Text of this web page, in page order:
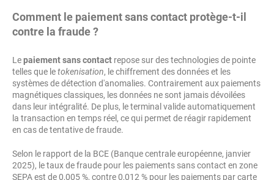
Comment le paiement sans contact protège-t-il
contre la fraude ?
Lepaiement sans contact repose sur des technologies de pointe
telles que letokenisation, le chiffrement des données et les
systèmes de détection d'anomalies. Contrairement aux paiements
magnétiques classiques, les données ne sont jamais dévoilées
dans leur intégralité. De plus, le terminal valide automatiquement
la transaction en temps réel, ce qui permet de réagir rapidement
en cas de tentative de fraude.
Selon le rapport de la BCE (Banque centrale européenne, janvier
2025), le taux de fraude pour les paiements sans contact en zone
SEPA est de 0,005 %, contre 0,012 % pour les paiements par carte